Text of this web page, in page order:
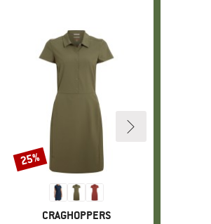
MÆRKE
CRAGHOPPERS
Rabat
25%